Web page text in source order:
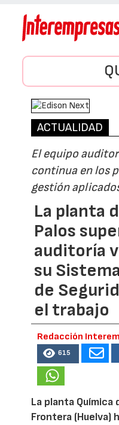
ACTUALIDAD
El equipo
continua en los
gestión
La planta
Palos
auditoría
su
de
el trabajo
Redacción
615
La planta Química
Frontera (Huelva)